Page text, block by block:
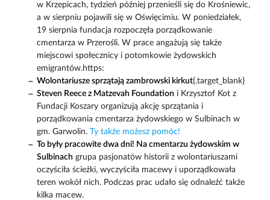
w Krzepicach, tydzień później przenieśli się do Krośniewic,
a w sierpniu pojawili się w Oświęcimiu. W poniedziałek,
19 sierpnia fundacja rozpoczęła porządkowanie
cmentarza w Przerośli. W prace angażują się także
miejscowi społecznicy i potomkowie żydowskich
emigrantów.https:
Wolontariusze sprzątają zambrowski kirkut{.target_blank}
Steven Reece z Matzevah Foundation i Krzysztof Kot z
Fundacji Koszary organizują akcję sprzątania i
porządkowania cmentarza żydowskiego w Sulbinach w
gm. Garwolin. Ty także możesz pomóc!
To były pracowite dwa dni! Na cmentarzu żydowskim w
Sulbinach grupa pasjonatów historii z wolontariuszami
oczyściła ścieżki, wyczyściła macewy i uporządkowała
teren wokół nich. Podczas prac udało się odnaleźć także
kilka macew.